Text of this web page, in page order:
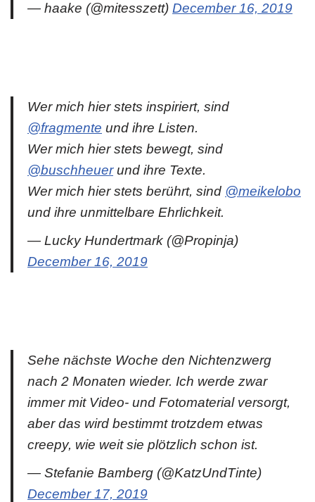
— haake (@mitesszett) December 16, 2019
Wer mich hier stets inspiriert, sind
@fragmente und ihre Listen.
Wer mich hier stets bewegt, sind
@buschheuerund ihre Texte.
Wer mich hier stets berührt, sind @meikelobo
und ihre unmittelbare Ehrlichkeit.
— Lucky Hundertmark (@Propinja)
December 16, 2019
Sehe nächste Woche den Nichtenzwerg
nach 2 Monaten wieder. Ich werde zwar
immer mit Video- und Fotomaterial versorgt,
aber das wird bestimmt trotzdem etwas
creepy, wie weit sie plötzlich schon ist.
— Stefanie Bamberg (@KatzUndTinte)
December 17, 2019